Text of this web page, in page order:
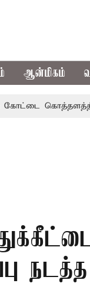
ஆன்மிகம்
கொத்தளத்தில்
நடத்த